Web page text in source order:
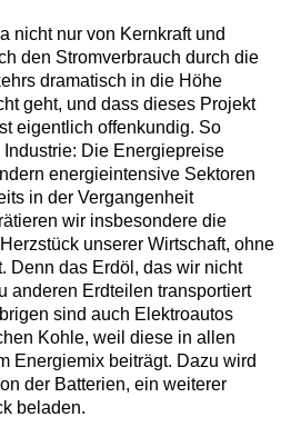
nicht nur von Kernkraft und
den Stromverbrauch durch die
dramatisch in die Höhe
geht, und dass dieses Projekt
eigentlich offenkundig. So
Die Energiepreise
energieintensive Sektoren
in der Vergangenheit
wir insbesondere die
unserer Wirtschaft, ohne
Denn das Erdöl, das wir nicht
anderen Erdteilen transportiert
sind auch Elektroautos
Kohle, weil diese in allen
Energiemix beiträgt. Dazu wird
der Batterien, ein weiterer
beladen.